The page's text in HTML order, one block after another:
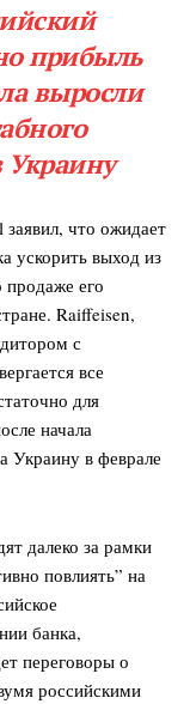
прибыль
выросли
что ожидает
ускорить выход из
его
Raiffeisen,
с
все
для
начала
Украину в феврале
далеко за рамки
повлиять” на
банка,
переговоры о
российскими